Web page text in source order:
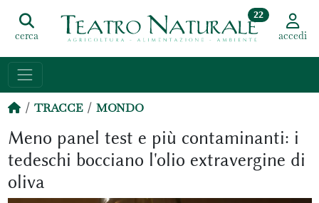
cerca
22
accedi
TRACCE MONDO
Meno panel test e più contaminanti: i
tedeschi bocciano l'olio extravergine di
oliva